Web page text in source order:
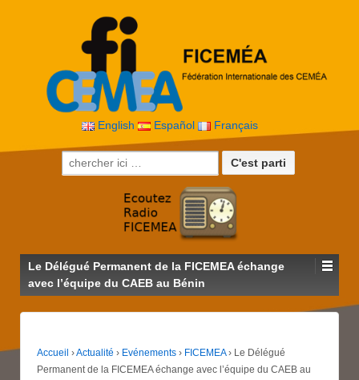
English Español Français
Recherche pour:
Le Délégué Permanent de la FICEMEA échange
avec l’équipe du CAEB au Bénin
Accueil ›Actualité › Evénements › FICEMEA › Le Délégué
Permanent de la FICEMEA échange avec l’équipe du CAEB au